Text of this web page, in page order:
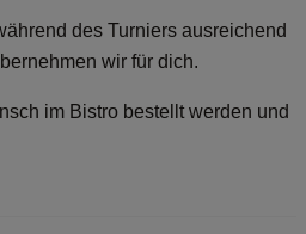
des Turniers ausreichend
wir für dich.
im Bistro bestellt werden und